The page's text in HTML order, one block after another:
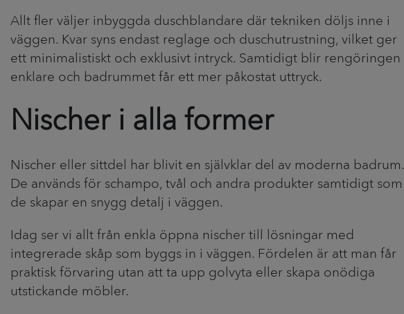
Allt fler väljer inbyggda duschblandare där tekniken döljs inne i
väggen. Kvar syns endast reglage och duschutrustning, vilket ger
ett minimalistiskt och exklusivt intryck. Samtidigt blir rengöringen
enklare och badrummet får ett mer påkostat uttryck.
Nischer i alla former
Nischer eller sittdel har blivit en självklar del av moderna badrum.
De används för schampo, tvål och andra produkter samtidigt som
de skapar en snygg detalj i väggen.
Idag ser vi allt från enkla öppna nischer till lösningar med
integrerade skåp som byggs in i väggen. Fördelen är att man får
praktisk förvaring utan att ta upp golvyta eller skapa onödiga
utstickande möbler.